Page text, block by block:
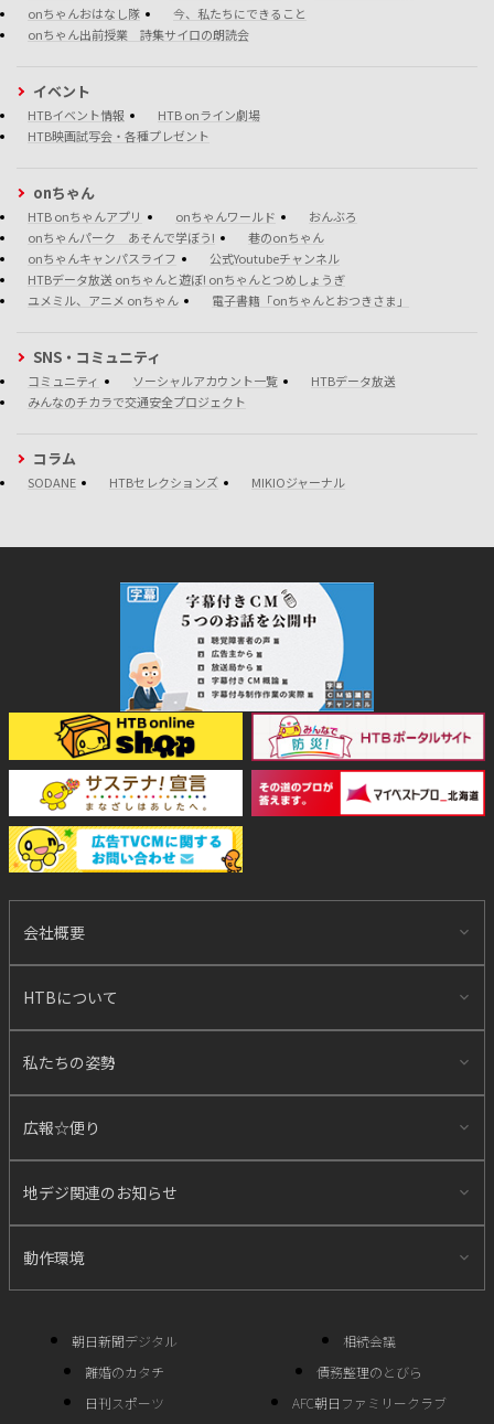
onちゃんおはなし隊
今、私たちにできること
onちゃん出前授業 詩集サイロの朗読会
イベント
HTBイベント情報
HTB onライン劇場
HTB映画試写会・各種プレゼント
onちゃん
HTB onちゃんアプリ onちゃんワールド
おんぶろ
onちゃんパーク あそんで学ぼう!
巷のonちゃん
onちゃんキャンパスライフ
公式Youtubeチャンネル
HTBデータ放送 onちゃんと遊ぼ! onちゃんとつめしょうぎ
ユメミル、アニメ onちゃん
電子書籍「onちゃんとおつきさま」
SNS・コミュニティ
コミュニティ ソーシャルアカウント一覧
HTBデータ放送
みんなのチカラで交通安全プロジェクト
コラム
SODANE HTBセレクションズ MIKIOジャーナル
会社概要
HTBについて
私たちの姿勢
広報☆便り
地デジ関連のお知らせ
動作環境
朝日新聞デジタル
相続会議
離婚のカタチ
債務整理のとびら
日刊スポーツ
AFC朝日ファミリークラブ